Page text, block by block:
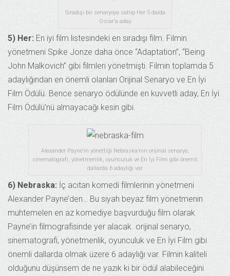
Sıradışı bir senaryoya sahip Her 5 dalda
Oscar’a aday
5) Her: En iyi film listesindeki en sıradışı film. Filmin
yönetmeni Spike Jonze daha önce “Adaptation”, “Being
John Malkovich” gibi filmleri yönetmişti. Filmin toplamda 5
adaylığından en önemli olanları Orijinal Senaryo ve En İyi
Film Ödülü. Bence senaryo ödülünde en kuvvetli aday, En İyi
Film Ödülü’nü almayacağı kesin gibi.
Alexander Payne’in yönettiği Nebraska’nın orijinal senaryo,
sinematografi, yönetmenlik, oyunculuk ve En İyi Film gibi önemli
dallarda 6 adaylığı var
6) Nebraska: İç acıtan komedi filmlerinin yönetmeni
Alexander Payne’den… Bu siyah beyaz film yönetmenin
muhtemelen en az komediye başvurduğu film olarak
Payne’in filmografisinde yer alacak. orijinal senaryo,
sinematografi, yönetmenlik, oyunculuk ve En İyi Film gibi
önemli dallarda olmak üzere 6 adaylığı var. Filmin kaliteli
olduğunu düşünsem de ne yazık ki bir ödül alabileceğini